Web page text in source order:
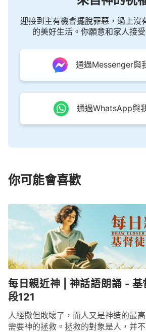
迎接到主有機會擺脫罪惡，過上沒
的美好生活。你願意和家人接
通過Messenger與
通過WhatsApp與
你可能會喜歡
每日親近神 | 神話語朗誦 - 基
段121
人經撒但敗壞了，而人又是神造的最
需要神的拯救。拯救的對象是人，并